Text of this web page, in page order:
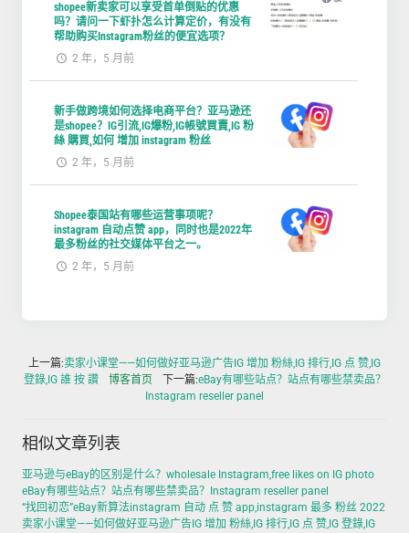
shopee新卖家可以享受首单倒贴的优惠
吗？请问一下虾扑怎么计算定价，有没有
帮助购买Instagram粉丝的便宜选项？
2 年，5 月前
新手做跨境如何选择电商平台？亚马逊还
是shopee？IG引流,IG爆粉,IG帳號買賣,IG 粉
絲 購買,如何 增加 instagram 粉丝
2 年，5 月前
Shopee泰国站有哪些运营事项呢？
instagram 自动点赞 app，同时也是2022年
最多粉丝的社交媒体平台之一。
2 年，5 月前
上一篇:卖家小课堂——如何做好亚马逊广告IG 增加 粉絲,IG 排行,IG 点 赞,IG
登錄,IG 誰 按 讚
博客首页 下一篇:eBay有哪些站点？站点有哪些禁卖品？
Instagram reseller panel
相似文章列表
亚马逊与eBay的区别是什么？wholesale Instagram,free likes on IG photo
eBay有哪些站点？站点有哪些禁卖品？Instagram reseller panel
“找回初恋”eBay新算法instagram 自动 点 赞 app,instagram 最多 粉丝 2022
卖家小课堂——如何做好亚马逊广告IG 增加 粉絲,IG 排行,IG 点 赞,IG 登錄,IG